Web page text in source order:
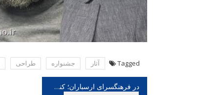
Tagged آثار جشنواره طراحی
راهبری
در فرهنگسرای ارسباران؛ کنسرت تنبورنوازان واله